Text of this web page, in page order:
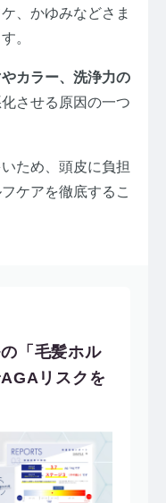
、かゆみなどさま
。
カラー、洗浄力の
させる原因の一つ
ため、頭皮に負担
ケアを徹底するこ
「毛髪ホル
リスクを